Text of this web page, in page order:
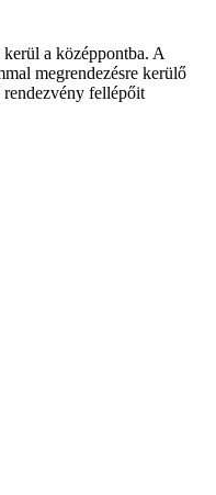
a középpontba. A
megrendezésre kerülő
rendezvény fellépőit